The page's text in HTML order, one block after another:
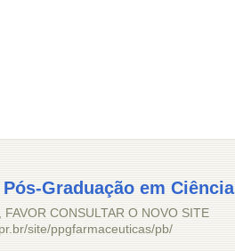
Graduação em
FAVOR CONSULTAR O NOVO SITE
site/ppgfarmaceuticas/pb/